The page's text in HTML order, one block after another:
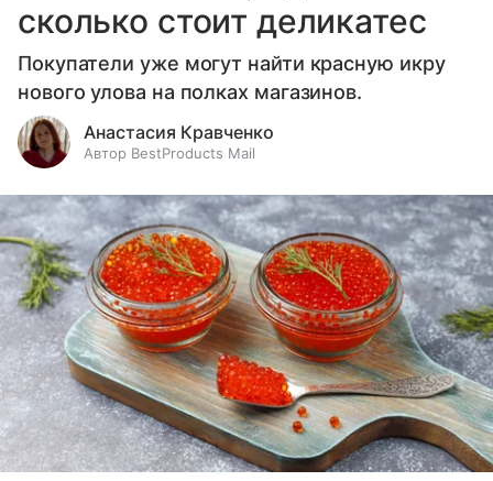
сколько стоит деликатес
Покупатели уже могут найти красную икру
нового улова на полках магазинов.
Анастасия Кравченко
Автор BestProducts Mail